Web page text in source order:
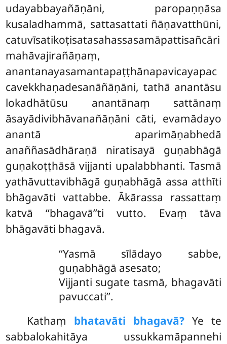
udayabbayañāṇāni, paropaṇṇāsa
kusaladhammā, sattasattati ñāṇavatthūni,
catuvīsatikoṭisatasahassasamāpattisañcāri
mahāvajirañāṇaṃ,
anantanayasamantapaṭṭhānapavicayapac
cavekkhaṇadesanāñāṇāni, tathā anantāsu
lokadhātūsu anantānaṃ sattānaṃ
āsayādivibhāvanañāṇāni cāti, evamādayo
anantā aparimāṇabhedā
anaññasādhāraṇā niratisayā guṇabhāgā
guṇakoṭṭhāsā vijjanti upalabbhanti. Tasmā
yathāvuttavibhāgā guṇabhāgā assa atthīti
bhāgavāti vattabbe. Ākārassa rassattaṃ
katvā ‘‘bhagavā’’ti vutto. Evaṃ tāva
bhāgavāti bhagavā.
‘‘Yasmā sīlādayo sabbe,
guṇabhāgā asesato;
Vijjanti sugate tasmā, bhagavāti
pavuccati’’.
Kathaṃ bhatavāti bhagavā?Ye te
sabbalokahitāya ussukkamāpannehi